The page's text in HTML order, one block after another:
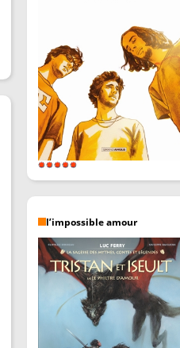
l’impossible amour